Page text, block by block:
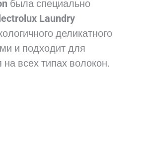
была специально
Laundry
деликатного
и подходит для
на всех типах волокон.